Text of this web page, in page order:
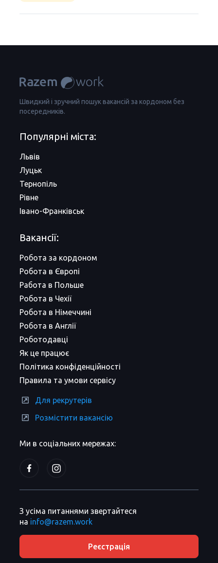
Швидкий і зручний пошук вакансій за кордоном без
посередників.
Ми в соціальних мережах:
Популярні міста:
Львів
Луцьк
Тернопіль
Рівне
Івано-Франківськ
Вакансії:
Робота за кордоном
Робота в Європі
Работа в Польше
Робота в Чехії
Робота в Німеччині
Робота в Англії
Роботодавці
Як це працює
Політика конфіденційності
Правила та умови сервісу
Для рекрутерів
Розмістити вакансію
З усіма питаннями звертайтеся
на info@razem.work
Реєстрація